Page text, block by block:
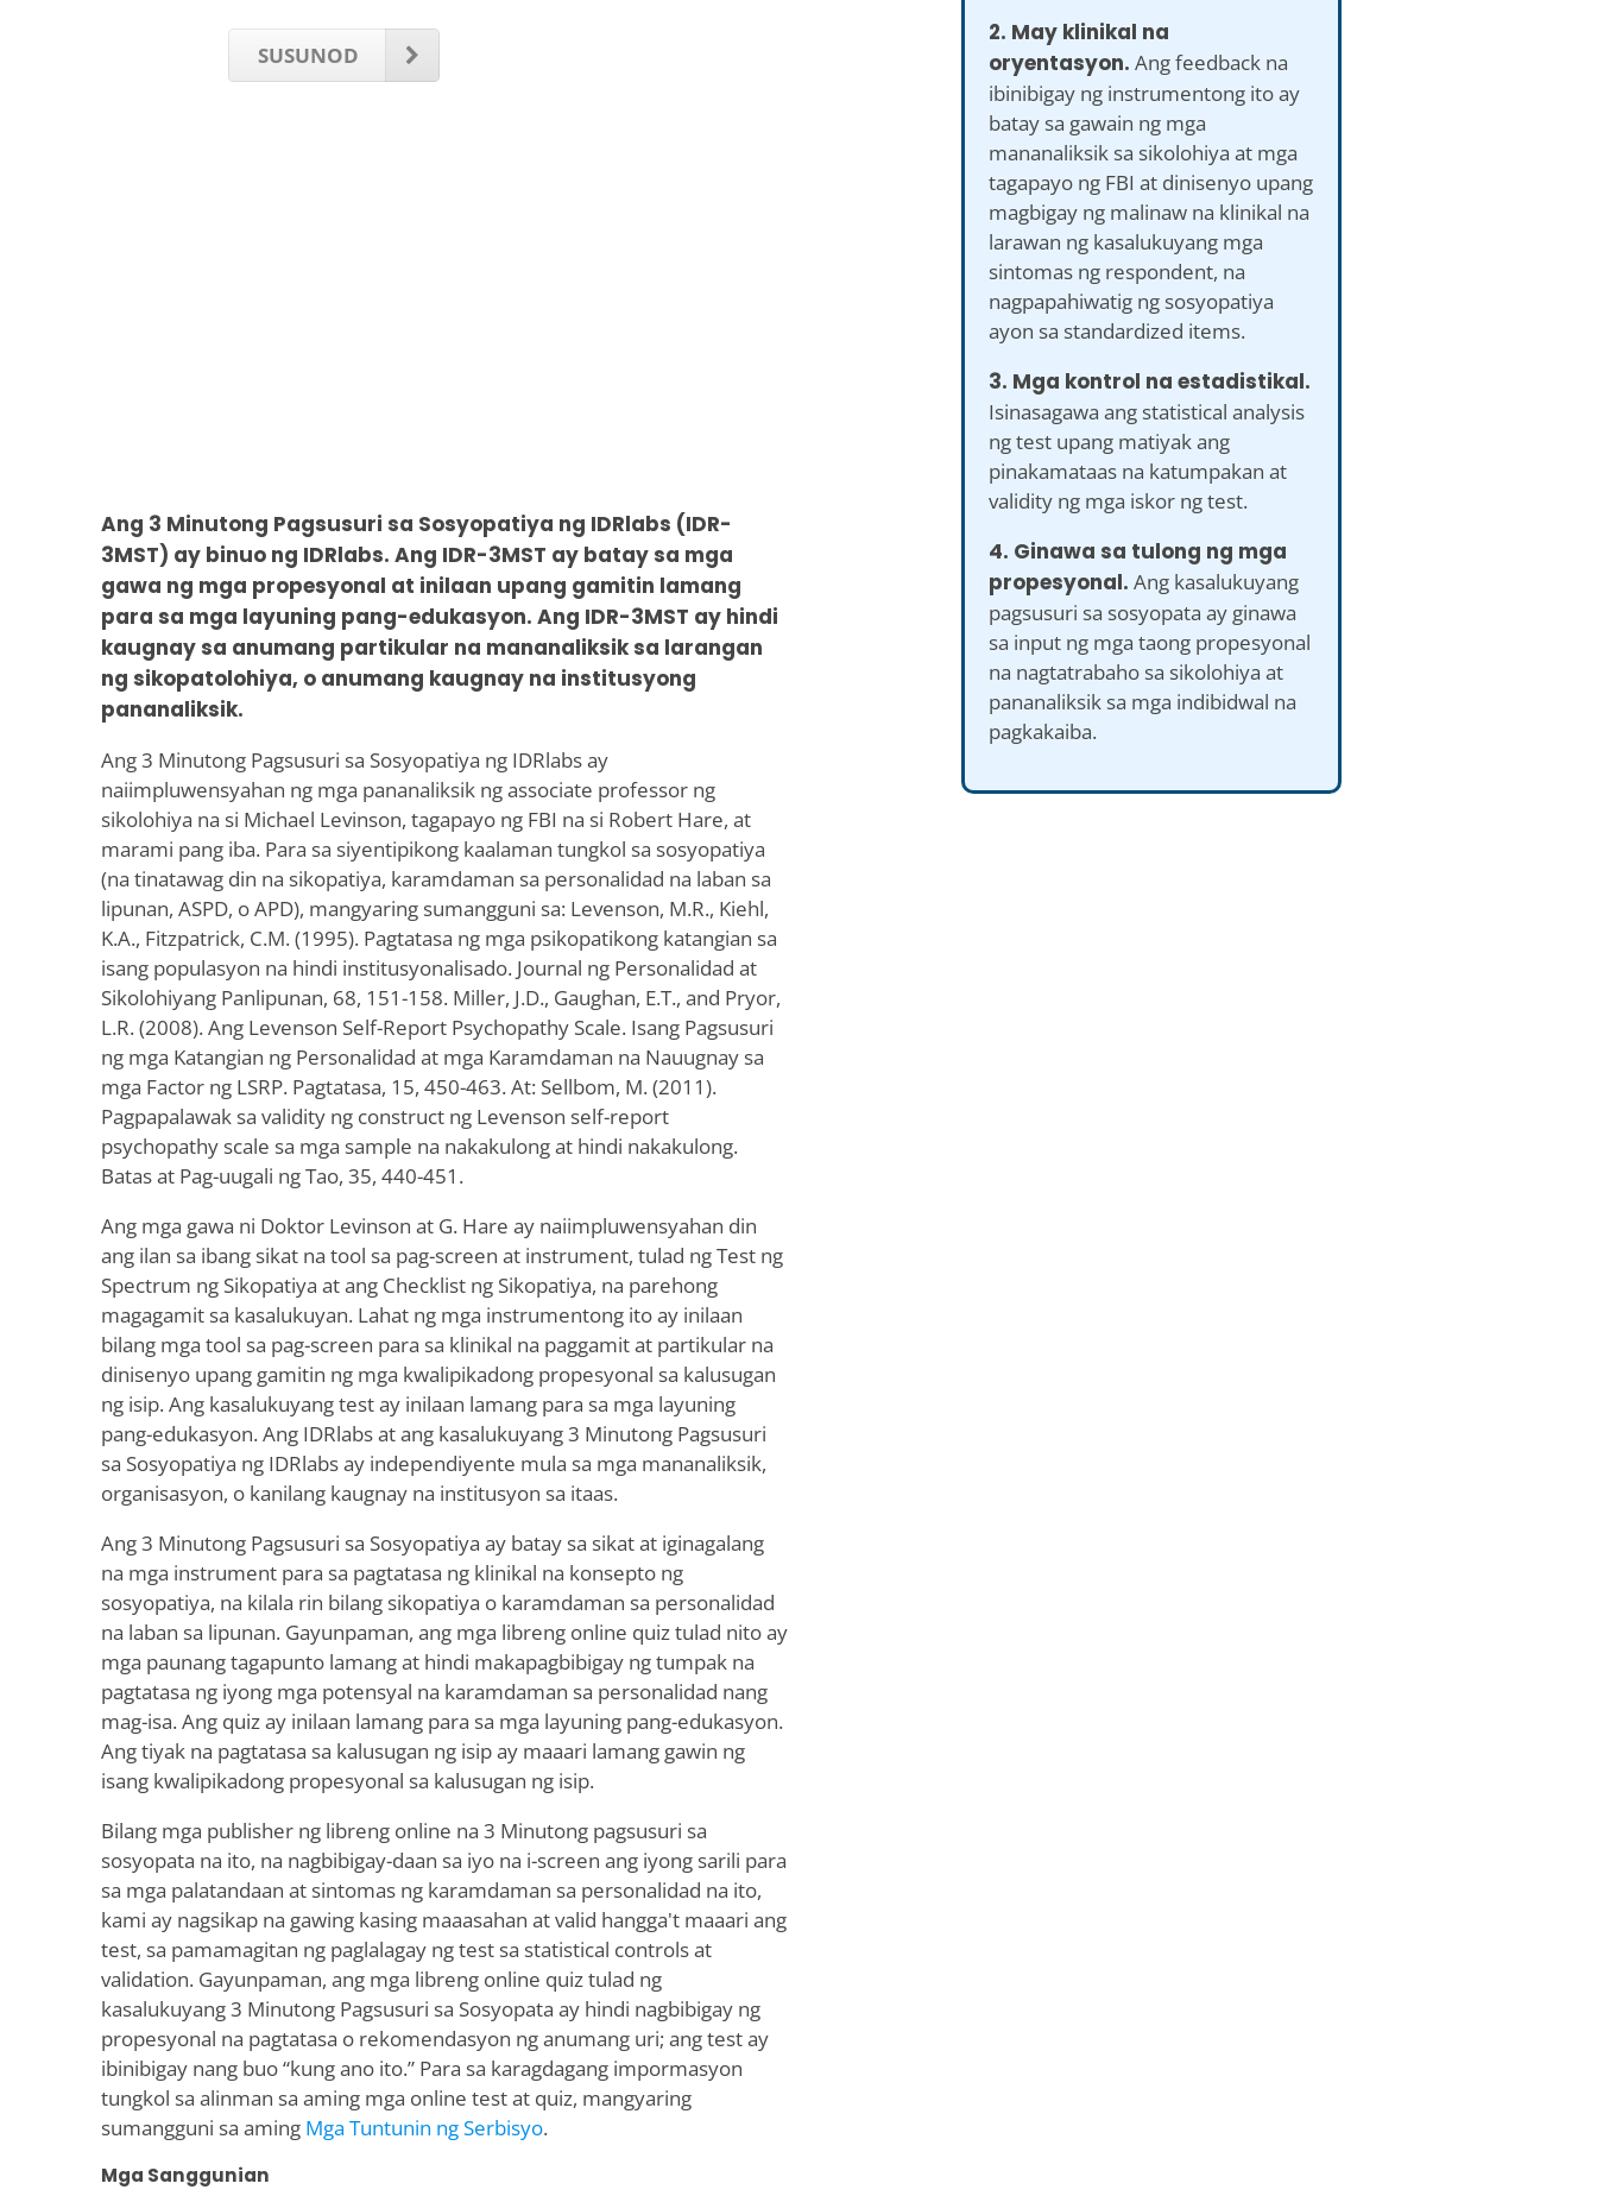
SUSUNOD
Ang 3 Minutong Pagsusuri sa Sosyopatiya ng IDRlabs (IDR-
3MST) ay binuo ng IDRlabs. Ang IDR-3MST ay batay sa mga
gawa ng mga propesyonal at inilaan upang gamitin lamang
para sa mga layuning pang-edukasyon. Ang IDR-3MST ay hindi
kaugnay sa anumang partikular na mananaliksik sa larangan
ng sikopatolohiya, o anumang kaugnay na institusyong
pananaliksik.
Ang 3 Minutong Pagsusuri sa Sosyopatiya ng IDRlabs ay
naiimpluwensyahan ng mga pananaliksik ng associate professor ng
sikolohiya na si Michael Levinson, tagapayo ng FBI na si Robert Hare, at
marami pang iba. Para sa siyentipikong kaalaman tungkol sa sosyopatiya
(na tinatawag din na sikopatiya, karamdaman sa personalidad na laban sa
lipunan, ASPD, o APD), mangyaring sumangguni sa: Levenson, M.R., Kiehl,
K.A., Fitzpatrick, C.M. (1995). Pagtatasa ng mga psikopatikong katangian sa
isang populasyon na hindi institusyonalisado. Journal ng Personalidad at
Sikolohiyang Panlipunan, 68, 151-158. Miller, J.D., Gaughan, E.T., and Pryor,
L.R. (2008). Ang Levenson Self-Report Psychopathy Scale. Isang Pagsusuri
ng mga Katangian ng Personalidad at mga Karamdaman na Nauugnay sa
mga Factor ng LSRP. Pagtatasa, 15, 450-463. At: Sellbom, M. (2011).
Pagpapalawak sa validity ng construct ng Levenson self-report
psychopathy scale sa mga sample na nakakulong at hindi nakakulong.
Batas at Pag-uugali ng Tao, 35, 440-451.
Ang mga gawa ni Doktor Levinson at G. Hare ay naiimpluwensyahan din
ang ilan sa ibang sikat na tool sa pag-screen at instrument, tulad ng Test ng
Spectrum ng Sikopatiya at ang Checklist ng Sikopatiya, na parehong
magagamit sa kasalukuyan. Lahat ng mga instrumentong ito ay inilaan
bilang mga tool sa pag-screen para sa klinikal na paggamit at partikular na
dinisenyo upang gamitin ng mga kwalipikadong propesyonal sa kalusugan
ng isip. Ang kasalukuyang test ay inilaan lamang para sa mga layuning
pang-edukasyon. Ang IDRlabs at ang kasalukuyang 3 Minutong Pagsusuri
sa Sosyopatiya ng IDRlabs ay independiyente mula sa mga mananaliksik,
organisasyon, o kanilang kaugnay na institusyon sa itaas.
Ang 3 Minutong Pagsusuri sa Sosyopatiya ay batay sa sikat at iginagalang
na mga instrument para sa pagtatasa ng klinikal na konsepto ng
sosyopatiya, na kilala rin bilang sikopatiya o karamdaman sa personalidad
na laban sa lipunan. Gayunpaman, ang mga libreng online quiz tulad nito ay
mga paunang tagapunto lamang at hindi makapagbibigay ng tumpak na
pagtatasa ng iyong mga potensyal na karamdaman sa personalidad nang
mag-isa. Ang quiz ay inilaan lamang para sa mga layuning pang-edukasyon.
Ang tiyak na pagtatasa sa kalusugan ng isip ay maaari lamang gawin ng
isang kwalipikadong propesyonal sa kalusugan ng isip.
Bilang mga publisher ng libreng online na 3 Minutong pagsusuri sa
sosyopata na ito, na nagbibigay-daan sa iyo na i-screen ang iyong sarili para
sa mga palatandaan at sintomas ng karamdaman sa personalidad na ito,
kami ay nagsikap na gawing kasing maaasahan at valid hangga't maaari ang
test, sa pamamagitan ng paglalagay ng test sa statistical controls at
validation. Gayunpaman, ang mga libreng online quiz tulad ng
kasalukuyang 3 Minutong Pagsusuri sa Sosyopata ay hindi nagbibigay ng
propesyonal na pagtatasa o rekomendasyon ng anumang uri; ang test ay
ibinibigay nang buo “kung ano ito.” Para sa karagdagang impormasyon
tungkol sa alinman sa aming mga online test at quiz, mangyaring
sumangguni sa aming Mga Tuntunin ng Serbisyo.
Mga Sanggunian
2. May klinikal na
oryentasyon. Ang feedback na
ibinibigay ng instrumentong ito ay
batay sa gawain ng mga
mananaliksik sa sikolohiya at mga
tagapayo ng FBI at dinisenyo upang
magbigay ng malinaw na klinikal na
larawan ng kasalukuyang mga
sintomas ng respondent, na
nagpapahiwatig ng sosyopatiya
ayon sa standardized items.
3. Mga kontrol na estadistikal.
Isinasagawa ang statistical analysis
ng test upang matiyak ang
pinakamataas na katumpakan at
validity ng mga iskor ng test.
4. Ginawa sa tulong ng mga
propesyonal. Ang kasalukuyang
pagsusuri sa sosyopata ay ginawa
sa input ng mga taong propesyonal
na nagtatrabaho sa sikolohiya at
pananaliksik sa mga indibidwal na
pagkakaiba.